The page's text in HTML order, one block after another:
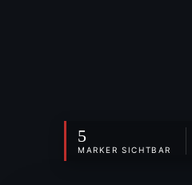
5
MARKER SICHTBAR